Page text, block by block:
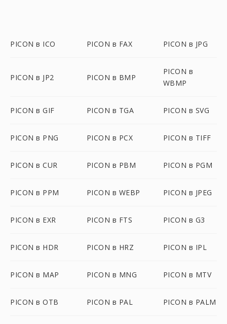
PICON в ICO PICON в FAX PICON в JPG
PICON в JP2 PICON в BMP
PICON в
WBMP
PICON в GIF PICON в TGA PICON в SVG
PICON в PNG PICON в PCX PICON в TIFF
PICON в CUR PICON в PBM PICON в PGM
PICON в PPM PICON в WEBP PICON в JPEG
PICON в EXR PICON в FTS PICON в G3
PICON в HDR PICON в HRZ PICON в IPL
PICON в MAP PICON в MNG PICON в MTV
PICON в OTB PICON в PAL PICON в PALM